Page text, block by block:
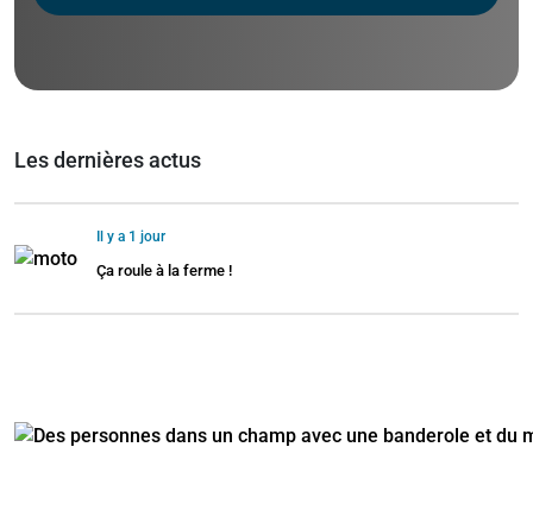
Les dernières actus
Il y a 1 jour
Ça roule à la ferme !